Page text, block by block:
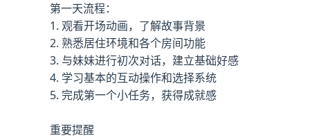
第一天流程：
1. 观看开场动画，了解故事背景
2. 熟悉居住环境和各个房间功能
3. 与妹妹进行初次对话，建立基础好感
4. 学习基本的互动操作和选择系统
5. 完成第一个小任务，获得成就感
重要提醒